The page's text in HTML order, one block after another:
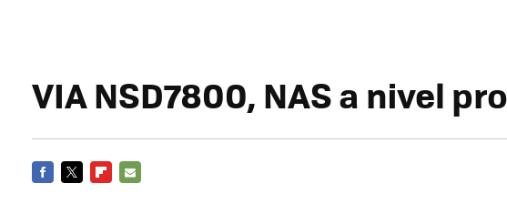
VIA NSD7800, NAS a nivel